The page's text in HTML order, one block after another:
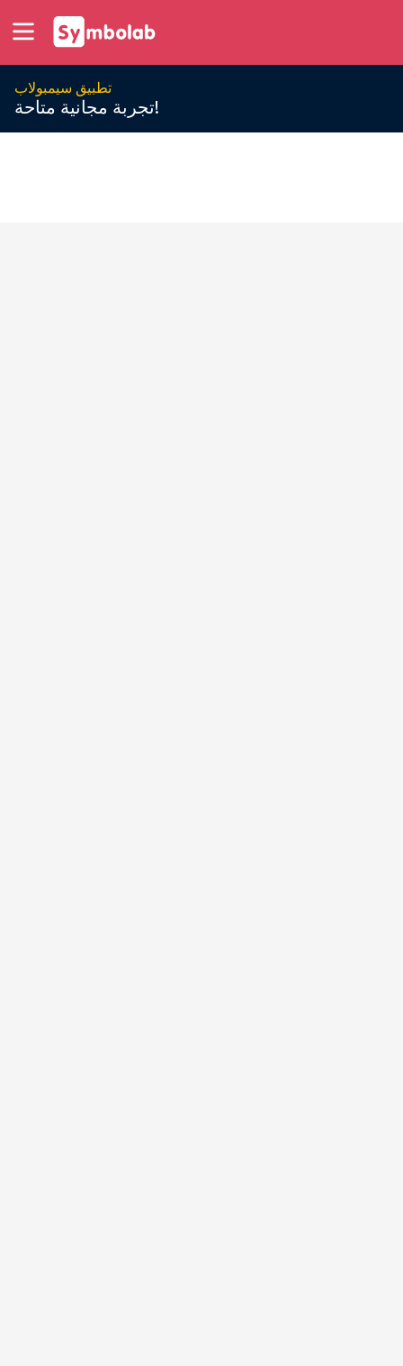
تطبيق سيمبولاب
تجربة مجانية متاحة!